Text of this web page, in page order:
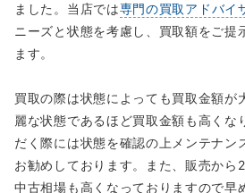
ました。当店では専門の買取アドバイ
ニーズと状態を考慮し、買取額をご提
ます。
買取の際は状態によっても買取金額が
麗な状態であるほど買取金額も高くな
だく際には状態を確認の上メンテナン
お勧めしております。また、販売から
中古相場も高くなっておりますので早